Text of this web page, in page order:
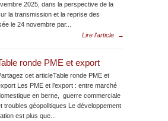
2025, dans la perspective de la
la transmission et la reprise des
le 24 novembre par...
Lire l'article
→
ronde PME et export
cet articleTable ronde PME et
Les PME et l’export : entre marché
en berne, guerre commerciale
troubles géopolitiques Le développement
est plus que...